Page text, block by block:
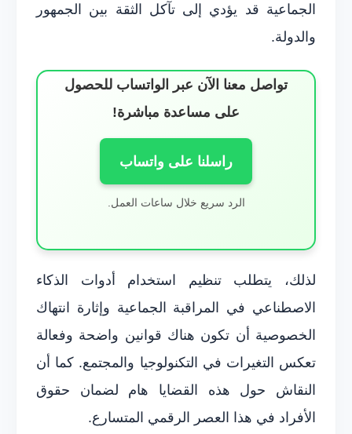
الجماعية قد يؤدي إلى تآكل الثقة بين الجمهور
والدولة.
تواصل معنا الآن عبر الواتساب للحصول
على مساعدة مباشرة!
راسلنا على واتساب
الرد سريع خلال ساعات العمل.
لذلك، يتطلب تنظيم استخدام أدوات الذكاء
الاصطناعي في المراقبة الجماعية وإثارة انتهاك
الخصوصية أن تكون هناك قوانين واضحة وفعالة
تعكس التغيرات في التكنولوجيا والمجتمع. كما أن
النقاش حول هذه القضايا هام لضمان حقوق
الأفراد في هذا العصر الرقمي المتسارع.